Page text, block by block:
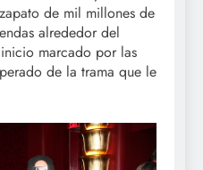
de mil millones de
alrededor del
marcado por las
de la trama que le